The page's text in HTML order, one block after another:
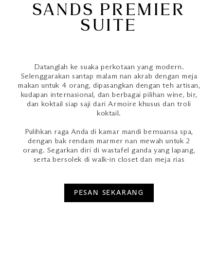
SANDS PREMIER
SUITE
Datanglah ke suaka perkotaan yang modern.
Selenggarakan santap malam nan akrab dengan meja
makan untuk 4 orang, dipasangkan dengan teh artisan,
kudapan internasional, dan berbagai pilihan wine, bir,
dan koktail siap saji dari Armoire khusus dan troli
koktail.
Pulihkan raga Anda di kamar mandi bernuansa spa,
dengan bak rendam marmer nan mewah untuk 2
orang. Segarkan diri di wastafel ganda yang lapang,
serta bersolek di walk-in closet dan meja rias
PESAN SEKARANG